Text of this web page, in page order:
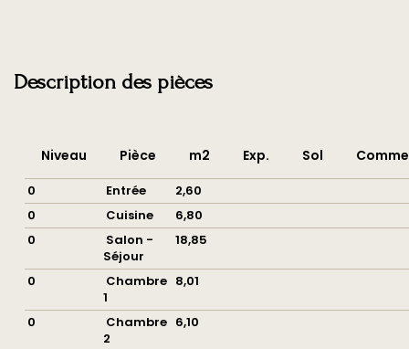
Description des pièces
Niveau Pièce m2 Exp. Sol
0 Entrée
2,60
0
Cuisine
6,80
0
Salon -
Séjour
18,85
0
Chambre
1
8,01
0
Chambre
2
6,10